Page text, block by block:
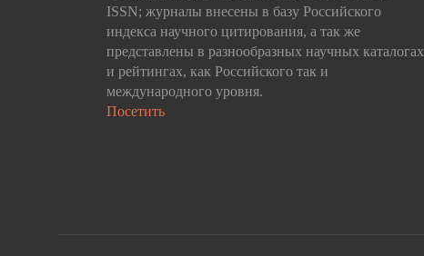
ISSN; журналы внесены в базу Российского
индекса научного цитирования, а так же
представлены в разнообразных научных каталогах
и рейтингах, как Российского так и
международного уровня.
Посетить